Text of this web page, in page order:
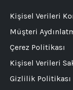
Kişisel Verileri
Müşteri
Çerez Politikası
Kişisel Verileri
Gizlilik Politikası